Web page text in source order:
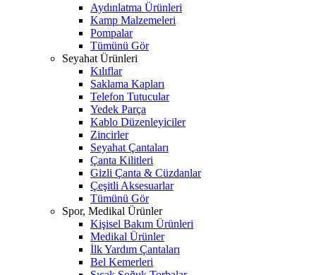
Aydınlatma Ürünleri
Kamp Malzemeleri
Pompalar
Tümünü Gör
Seyahat Ürünleri
Kılıflar
Saklama Kapları
Telefon Tutucular
Yedek Parça
Kablo Düzenleyiciler
Zincirler
Seyahat Çantaları
Çanta Kilitleri
Gizli Çanta & Cüzdanlar
Çeşitli Aksesuarlar
Tümünü Gör
Spor, Medikal Ürünler
Kişisel Bakım Ürünleri
Medikal Ürünler
İlk Yardım Çantaları
Bel Kemerleri